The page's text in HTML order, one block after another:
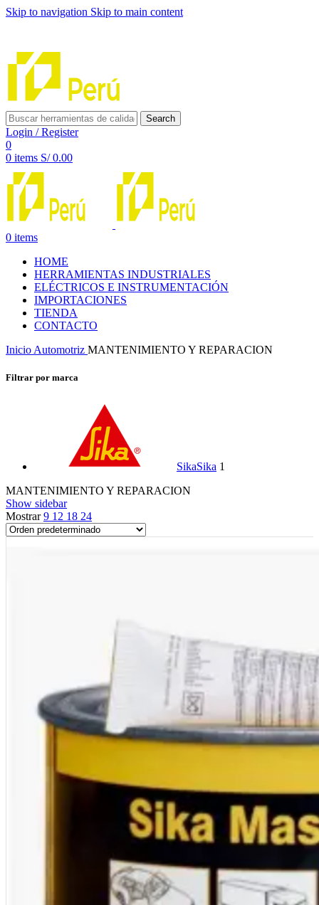
Skip to navigation Skip to main content
Search
Login / Register
0
0 items S/0.00
0 items
HOME
HERRAMIENTAS INDUSTRIALES
ELÉCTRICOS E INSTRUMENTACIÓN
IMPORTACIONES
TIENDA
CONTACTO
Inicio Automotriz MANTENIMIENTO Y REPARACION
Filtrar por marca
SikaSika 1
MANTENIMIENTO Y REPARACION
Show sidebar
Mostrar9 12 18 24